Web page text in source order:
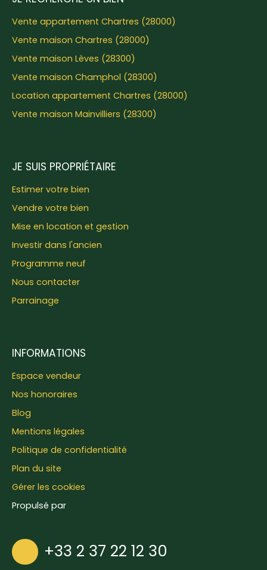
Vente appartement Chartres (28000)
Vente maison Chartres (28000)
Vente maison Lèves (28300)
Vente maison Champhol (28300)
Location appartement Chartres (28000)
Vente maison Mainvilliers (28300)
JE SUIS PROPRIÉTAIRE
Estimer votre bien
Vendre votre bien
Mise en location et gestion
Investir dans l'ancien
Programme neuf
Nous contacter
Parrainage
INFORMATIONS
Espace vendeur
Nos honoraires
Blog
Mentions légales
Politique de confidentialité
Plan du site
Gérer les cookies
Propulsé par
+33 2 37 22 12 30